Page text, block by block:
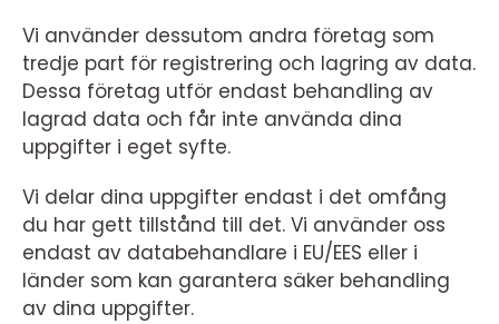
Vi använder dessutom andra företag som
tredje part för registrering och lagring av data.
Dessa företag utför endast behandling av
lagrad data och får inte använda dina
uppgifter i eget syfte.
Vi delar dina uppgifter endast i det omfång
du har gett tillstånd till det. Vi använder oss
endast av databehandlare i EU/EES eller i
länder som kan garantera säker behandling
av dina uppgifter.